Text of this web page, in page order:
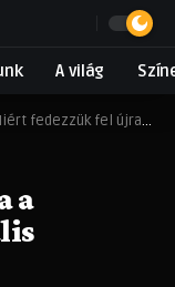
A világ
fedezzük fel újra a könyvtárakat a digitális előfizetések korában
a